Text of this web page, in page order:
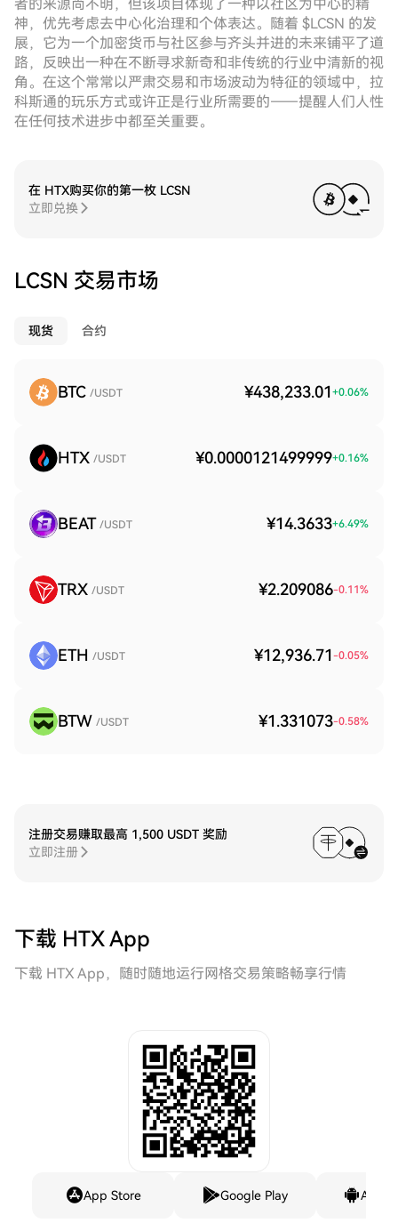
者的来源尚不明，但该项目体现了一种以社区为中心的精
神，优先考虑去中心化治理和个体表达。随着 $LCSN 的发
展，它为一个加密货币与社区参与齐头并进的未来铺平了道
路，反映出一种在不断寻求新奇和非传统的行业中清新的视
角。在这个常常以严肃交易和市场波动为特征的领域中，拉
科斯通的玩乐方式或许正是行业所需要的——提醒人们人性
在任何技术进步中都至关重要。
在 HTX购买你的第一枚 LCSN
立即兑换
LCSN 交易市场
现货 合约
BTC /USDT ¥438,233.01 +0.06%
HTX /USDT ¥0.0000121499999+0.16%
BEAT /USDT ¥14.3633+6.49%
TRX /USDT ¥2.209086-0.11%
ETH /USDT ¥12,936.71 -0.05%
BTW /USDT ¥1.331073-0.58%
注册交易赚取最高 1,500 USDT 奖励
立即注册
下载 HTX App
下载 HTX App，随时随地运行网格交易策略畅享行情
App Store Google Play